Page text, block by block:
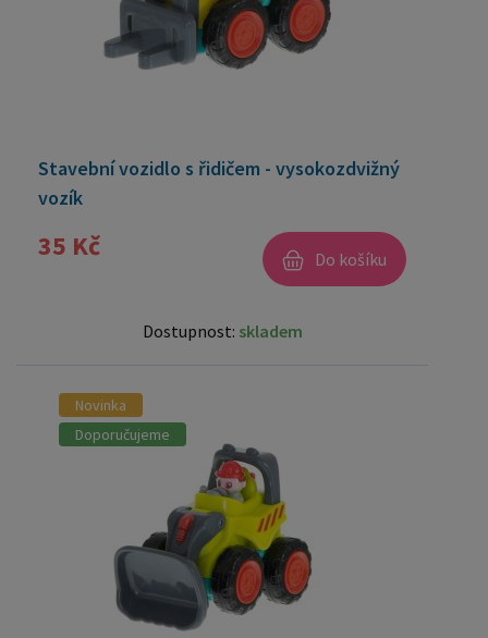
Stavební vozidlo s řidičem - vysokozdvižný
vozík
35 Kč Do košíku
Dostupnost: skladem
Novinka
Doporučujeme